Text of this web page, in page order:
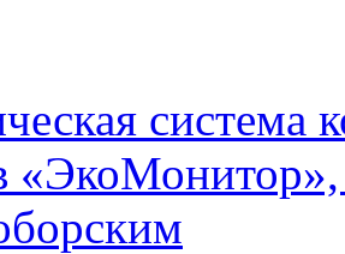
«ЭкоМонитор»,